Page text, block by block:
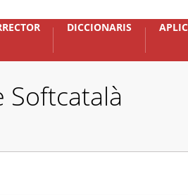
DICCIONARIS
Softcatalà